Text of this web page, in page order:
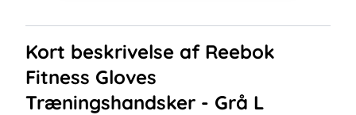
Kort beskrivelse af Reebok
Fitness Gloves
Træningshandsker - Grå L